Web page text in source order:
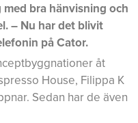
bra hänvisning och
– Nu har det blivit
på Cator.
åt
House, Filippa K
Sedan har de även